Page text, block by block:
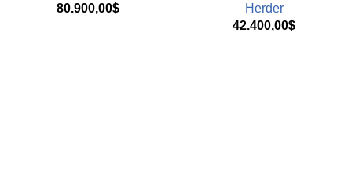
80.900,00$
Herder
42.400,00$